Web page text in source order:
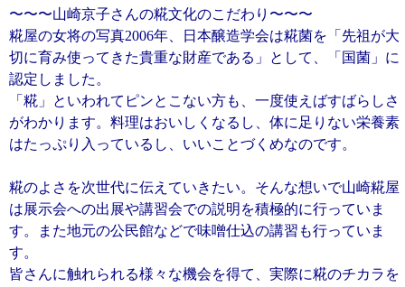
〜〜〜山崎京子さんの糀文化のこだわり〜〜〜
糀屋の女将の写真2006年、日本醸造学会は糀菌を「先祖が大
切に育み使ってきた貴重な財産である」として、「国菌」に
認定しました。
「糀」といわれてピンとこない方も、一度使えばすばらしさ
がわかります。料理はおいしくなるし、体に足りない栄養素
はたっぷり入っているし、いいことづくめなのです。
糀のよさを次世代に伝えていきたい。そんな想いで山崎糀屋
は展示会への出展や講習会での説明を積極的に行っていま
す。また地元の公民館などで味噌仕込の講習も行っていま
す。
皆さんに触れられる様々な機会を得て、実際に糀のチカラを